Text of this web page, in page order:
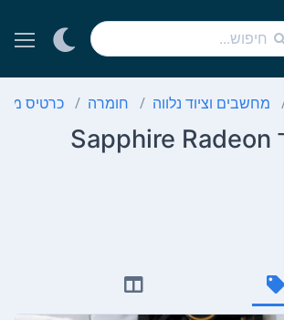
מחשבים וציוד נלווה חומרה כרטיס
כרטיס מסך Sapphire Radeon